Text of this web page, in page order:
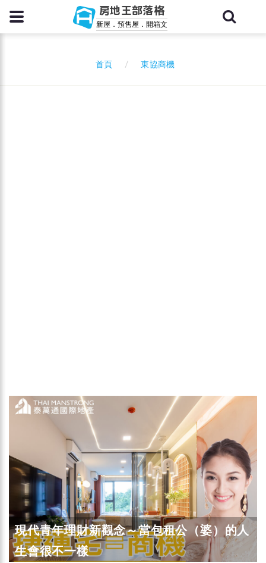
房地王部落格
新屋．預售屋．開箱文
首頁 東協商機
現代青年理財新觀念～當包租公（婆）的人
生會很不一樣